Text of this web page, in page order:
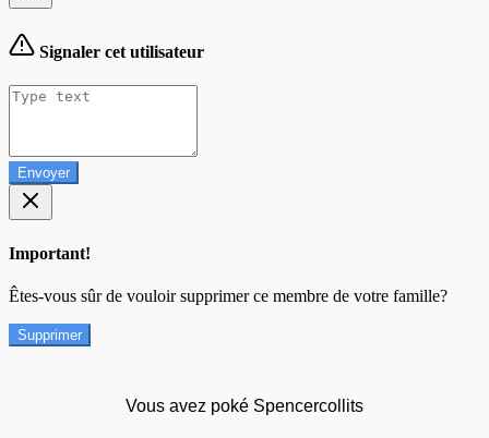
Signaler cet utilisateur
Envoyer
Important!
Êtes-vous sûr de vouloir supprimer ce membre de votre famille?
Supprimer
Vous avez poké Spencercollits